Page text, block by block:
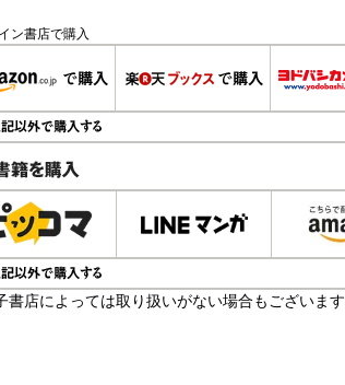
ン書店で購入
で購入
書店によっては取り扱いがない場合もございます